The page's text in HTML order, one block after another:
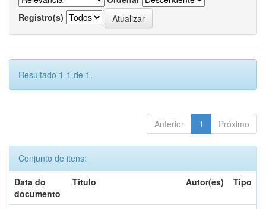
Registro(s)
Resultado 1-1 de 1.
Anterior 1 Próximo
Conjunto de itens:
Data do
documento
Título Autor(es) Tipo